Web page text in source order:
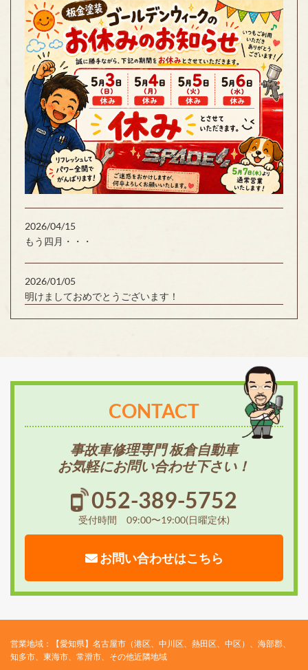
2026/04/15
もう四月・・・
2026/01/05
明けましておめでとうございます！
CONTACT
事故車修理専門 板倉自動車
お気軽にお問い合わせ下さい！
052-389-5752
受付時間 09:00〜19:00(日曜定休)
お問い合わせはこちら
営業地域：【愛知県】名古屋市（港区、中川区、熱田区、中区）、海部郡、
知多市、東海市、常滑市、その他近隣地域